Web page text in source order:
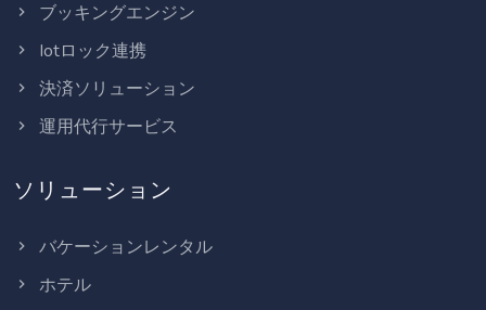
ブッキングエンジン
Iotロック連携
決済ソリューション
運用代行サービス
ソリューション
バケーションレンタル
ホテル